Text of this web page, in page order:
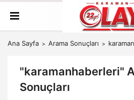
Ana Sayfa Arama Sonuçları
"karamanhaberleri"
Sonuçları